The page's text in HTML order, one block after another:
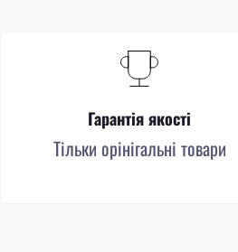
Гарантія якості
Тільки орінігальні товари